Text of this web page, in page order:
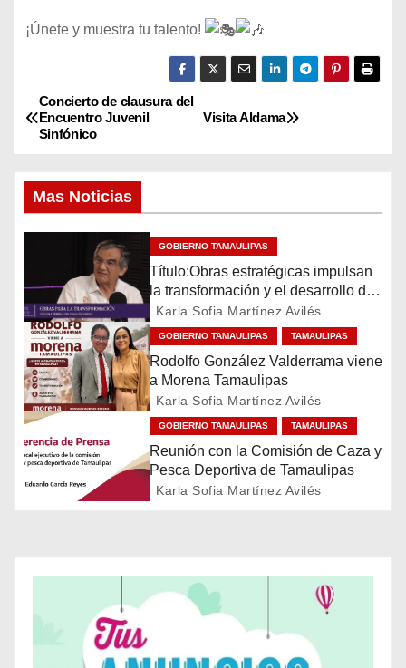
¡Únete y muestra tu talento!
N
a
v
e
a
c
i
ó
n
d
e
Visita Aldama
Concierto de clausura del
Encuentro Juvenil
Sinfónico
Mas Noticias
GOBIERNO TAMAULIPAS
Título:Obras estratégicas impulsan
la transformación y el desarrollo de
Tamaulipas
Karla Sofia Martínez Avilés
GOBIERNO TAMAULIPAS TAMAULIPAS
Rodolfo González Valderrama viene
a Morena Tamaulipas
Karla Sofia Martínez Avilés
GOBIERNO TAMAULIPAS TAMAULIPAS
Reunión con la Comisión de Caza y
Pesca Deportiva de Tamaulipas
Karla Sofia Martínez Avilés